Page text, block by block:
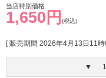
当店特別価格
1,650円 (税込)
[ 販売期間 2026年4月13日11
▼ 1